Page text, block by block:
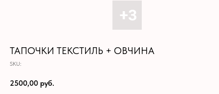
ТАПОЧКИ ТЕКСТИЛЬ + ОВЧИНА
SKU:
2500,00 руб.